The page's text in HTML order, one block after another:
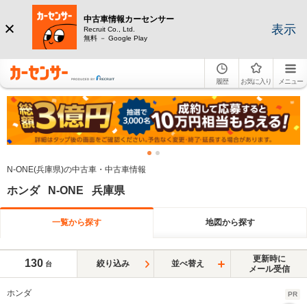
中古車情報カーセンサー
Recruit Co., Ltd.
無料 － Google Play
表示
履歴 お気に入り メニュー
N-ONE(兵庫県)の中古車・中古車情報
ホンダ N-ONE 兵庫県
一覧から探す 地図から探す
130 台 絞り込み 並べ替え
更新時に
メール受信
ホンダ PR